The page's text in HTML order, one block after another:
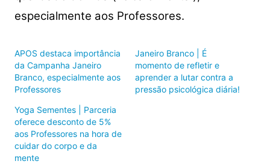
especialmente aos Professores.
APOS destaca importância
da Campanha Janeiro
Branco, especialmente aos
Professores
Janeiro Branco | É
momento de refletir e
aprender a lutar contra a
pressão psicológica diária!
Yoga Sementes | Parceria
oferece desconto de 5%
aos Professores na hora de
cuidar do corpo e da
mente